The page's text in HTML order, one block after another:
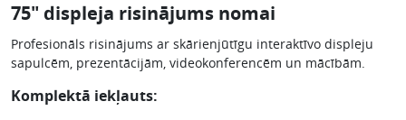
75″ displeja risinājums nomai
Profesionāls risinājums ar skārienjūtīgu interaktīvo displeju
sapulcēm, prezentācijām, videokonferencēm un mācībām.
Komplektā iekļauts: